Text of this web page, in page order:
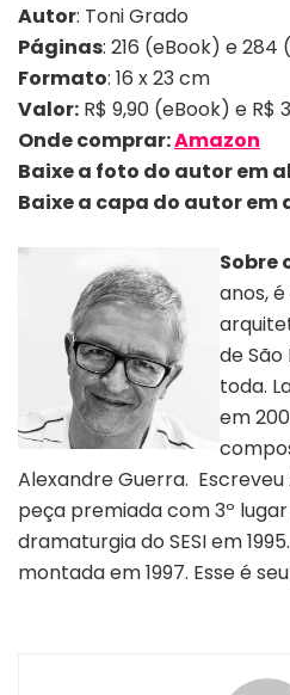
Autor: Toni Grado
Páginas: 216 (eBook) e 284
Formato: 16 x 23 cm
Valor: R$ 9,90 (eBook) e R$
Onde comprar:Amazon
Baixe a foto do autor em
Baixe a capa do autor em
Sobre
anos,
de
toda.
em
Alexandre Guerra. Escreveu
peça premiada com 3º
dramaturgia do SESI em
montada em 1997. Esse é